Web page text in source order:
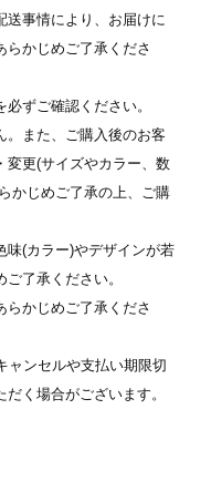
事情により、お届けに
らかじめご了承くださ
ずご確認ください。
また、ご購入後のお客
変更(サイズやカラー、数
かじめご了承の上、ご購
(カラー)やデザインが若
了承ください。
かじめご了承くださ
ャンセルや支払い期限切
く場合がございます。